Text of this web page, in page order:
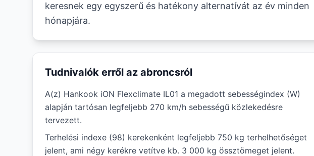
keresnek egy egyszerű és hatékony alternatívát az év minden
hónapjára.
Tudnivalók erről az abroncsról
A(z) Hankook iON Flexclimate IL01 a megadott sebességindex (W)
alapján tartósan legfeljebb 270 km/h sebességű közlekedésre
tervezett.
Terhelési indexe (98) kerekenként legfeljebb 750 kg terhelhetőséget
jelent, ami négy kerékre vetítve kb. 3 000 kg össztömeget jelent.